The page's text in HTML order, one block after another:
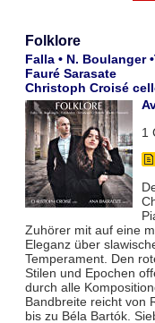
Folklore
Falla • N. Boulanger
Fauré Sarasate
Christoph Croisé
1
Zuhörer mit auf eine
Eleganz über
Temperament. Den
Stilen und Epochen
durch alle
Bandbreite reicht von
bis zu Béla Bartók.